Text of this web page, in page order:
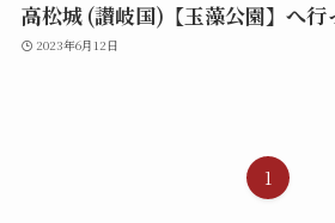
高松城 (讃岐国)【玉藻公園】へ行
2023年6月12日
1